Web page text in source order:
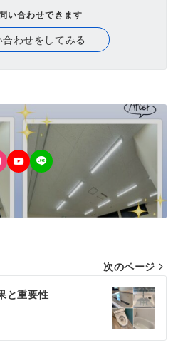
い合わせできます
わせをしてみる
次のページ
と重要性